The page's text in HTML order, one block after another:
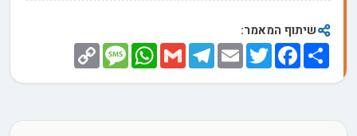
שיתוף המאמר:
Share
Facebook
Twitter
Email
Telegram
Gmail
WhatsApp
Message
Copy
Link